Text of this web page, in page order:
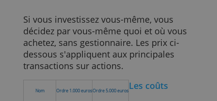
En bref: les frais, grands et petits, pour
différents produits et bourses et chez
différents fournisseurs sont différents
pour chacun. Il n'est donc possible de
comparer les coûts pour des
portefeuilles et transactions standard.